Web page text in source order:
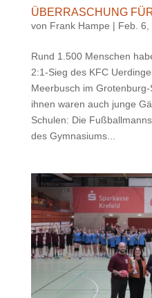
ÜBERRASCHUNG
von Frank Hampe | Feb. 6,
Rund 1.500 Menschen
2:1-Sieg des KFC
Meerbusch im
ihnen waren auch junge
Schulen: Die
des Gymnasiums...